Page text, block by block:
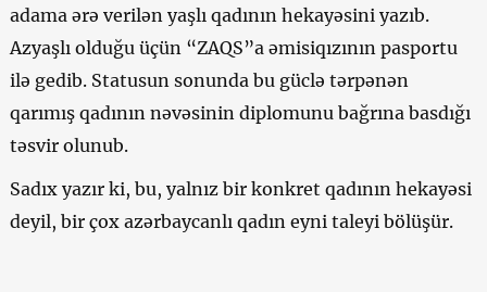
adama ərə verilən yaşlı qadının hekayəsini yazıb.
Azyaşlı olduğu üçün “ZAQS”a əmisiqızının pasportu
ilə gedib. Statusun sonunda bu güclə tərpənən
qarımış qadının nəvəsinin diplomunu bağrına basdığı
təsvir olunub.
Sadıx yazır ki, bu, yalnız bir konkret qadının hekayəsi
deyil, bir çox azərbaycanlı qadın eyni taleyi bölüşür.